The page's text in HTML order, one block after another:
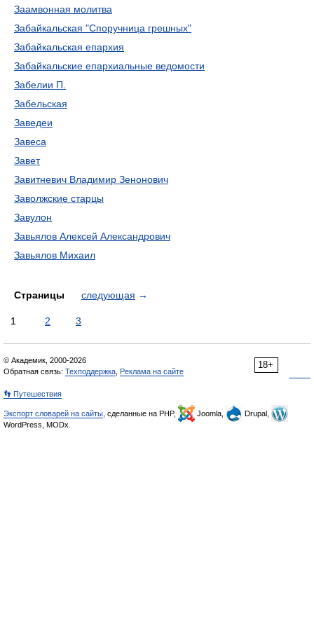
Заамвонная молитва
Забайкальская "Споручница грешных"
Забайкальская епархия
Забайкальские епархиальные ведомости
Забелии П.
Забельская
Заведеи
Завеса
Завет
Завитневич Владимир Зенонович
Заволжские старцы
Завулон
Завьялов Алексей Александрович
Завьялов Михаил
Страницы следующая →
1 2 3
18+
© Академик, 2000-2026
Обратная связь: Техподдержка Реклама на сайте
👣 Путешествия
Экспорт словарей на сайты , сделанные на PHP, Joomla,
Drupal,
WordPress, MODx.